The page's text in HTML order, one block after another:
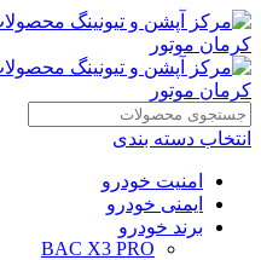
انتخاب دسته بندی
امنیت خودرو
ایمنی خودرو
برند خودرو
BAC X3 PRO